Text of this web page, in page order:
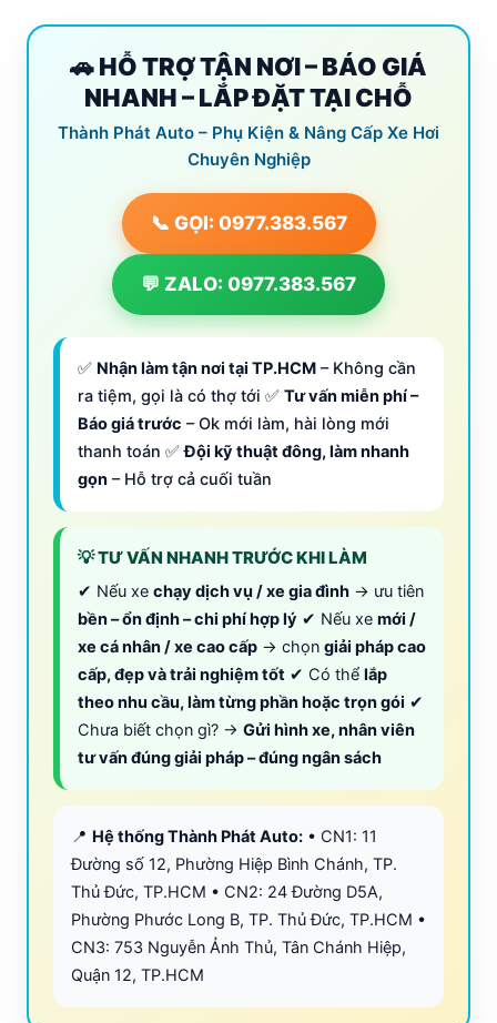
🚗 HỖ TRỢ TẬN NƠI – BÁO GIÁ
NHANH – LẮP ĐẶT TẠI CHỖ
Thành Phát Auto – Phụ Kiện & Nâng Cấp Xe Hơi
Chuyên Nghiệp
📞 GỌI: 0977.383.567
💬 ZALO: 0977.383.567
✅ Nhận làm tận nơi tại TP.HCM – Không cần
ra tiệm, gọi là có thợ tới ✅ Tư vấn miễn phí –
Báo giá trước – Ok mới làm, hài lòng mới
thanh toán ✅Đội kỹ thuật đông, làm nhanh
gọn – Hỗ trợ cả cuối tuần
💡 TƯ VẤN NHANH TRƯỚC KHI LÀM
✔ Nếu xe chạy dịch vụ / xe gia đình → ưu tiên
bền – ổn định – chi phí hợp lý ✔ Nếu xe mới /
xe cá nhân / xe cao cấp → chọn giải pháp cao
cấp, đẹp và trải nghiệm tốt ✔ Có thể lắp
theo nhu cầu, làm từng phần hoặc trọn gói ✔
Chưa biết chọn gì? → Gửi hình xe, nhân viên
tư vấn đúng giải pháp – đúng ngân sách
📍 Hệ thống Thành Phát Auto: • CN1: 11
Đường số 12, Phường Hiệp Bình Chánh, TP.
Thủ Đức, TP.HCM • CN2: 24 Đường D5A,
Phường Phước Long B, TP. Thủ Đức, TP.HCM •
CN3: 753 Nguyễn Ảnh Thủ, Tân Chánh Hiệp,
Quận 12, TP.HCM